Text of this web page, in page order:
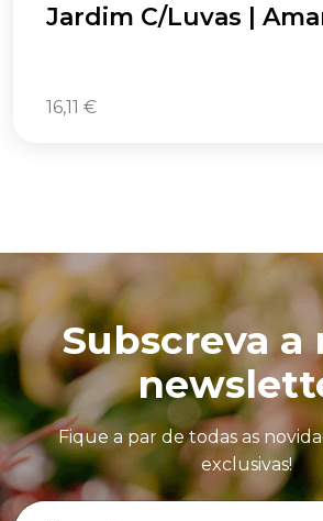
Jardim C/Luvas |
16,11 €
Subscreva a
Fique a par de todas as
exclusivas!